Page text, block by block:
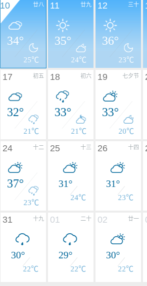
廿八
10
34°
25℃
廿九
11
35°
24℃
三十
12
36°
23℃
初五
17
32°
21℃
初六
18
33°
21℃
七夕节
19
33°
20℃
十二
24
37°
23℃
十三
25
31°
24℃
十四
26
31°
23℃
十九
31
30°
22℃
二十
01
29°
22℃
廿一
02
30°
22℃